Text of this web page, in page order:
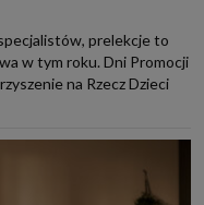
prelekcje to
w tym roku. Dni Promocji
na Rzecz Dzieci